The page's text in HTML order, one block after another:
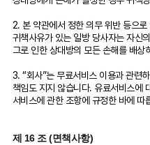
2. 본 약관에서 정한 의무 위반 등으
귀책사유가 있는 일방 당사자는 자신
그로 인한 상대방의 모든 손해를 배상
3. “회사”는 무료서비스 이용과 관련
책임도 지지 않습니다. 유료서비스에
서비스에 관한 조항에 규정한 바에 따
제 16 조 (면책사항)